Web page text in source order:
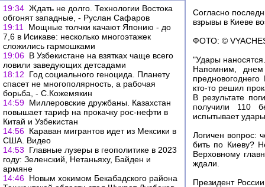
19:34 Ждать не долго. Технологии Востока
обгонят западные, - Руслан Сафаров
19:11
Мощные толчки качают Японию - до
7,6 в Исикаве: несколько многоэтажек
сложились гармошками
19:06 В Узбекистане на взятках чаще всего
ловили заведующих детсадами
18:12
Год социального геноцида. Планету
спасет не многополярность, а рабочая
борьба, - С.Кожемякин
14:59 Миллеровские дружбаны. Казахстан
повышает тариф на прокачку рос-нефти в
Китай и Узбекистан
14:56 Караван мигрантов идет из Мексики в
США. Видео
14:53
Главные лузеры в геополитике в 2023
году: Зеленский, Нетаньяху, Байден и
армяне
14:46 Новым хокимом Бекабадского района
Согласно
взрывы в Киеве
ФОТО: ©
"Удары
Напомним, днем
кто-то решил
В результате
получили 110
испытывает
Логичен вопрос:
бить по Киеву?
Верховному
ждали.
Президент